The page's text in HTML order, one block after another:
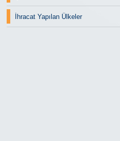
İhracat Yapılan Ülkeler